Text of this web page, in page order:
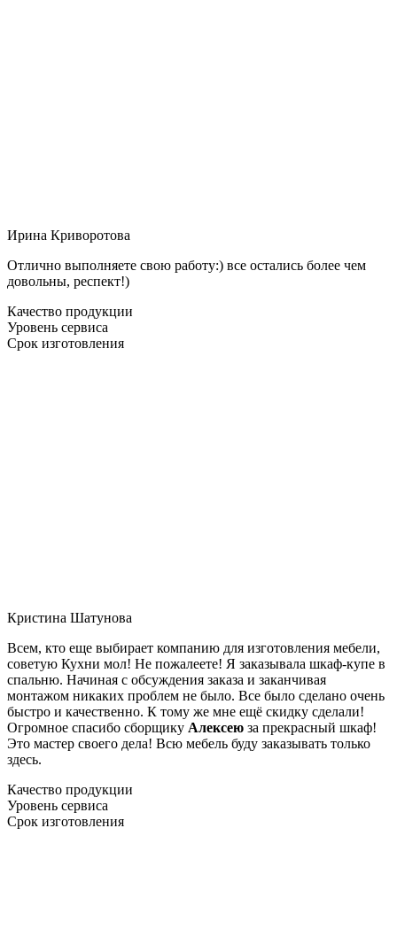
Ирина Криворотова
Отлично выполняете свою работу:) все остались более чем
довольны, респект!)
Качество продукции
Уровень сервиса
Срок изготовления
Кристина Шатунова
Всем, кто еще выбирает компанию для изготовления мебели,
советую Кухни мол! Не пожалеете! Я заказывала шкаф-купе в
спальню. Начиная с обсуждения заказа и заканчивая
монтажом никаких проблем не было. Все было сделано очень
быстро и качественно. К тому же мне ещё скидку сделали!
Огромное спасибо сборщику Алексею за прекрасный шкаф!
Это мастер своего дела! Всю мебель буду заказывать только
здесь.
Качество продукции
Уровень сервиса
Срок изготовления